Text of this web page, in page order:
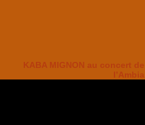
KABA MIGNON au concert